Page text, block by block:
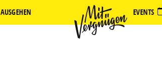
AUSGEHEN EVENTS